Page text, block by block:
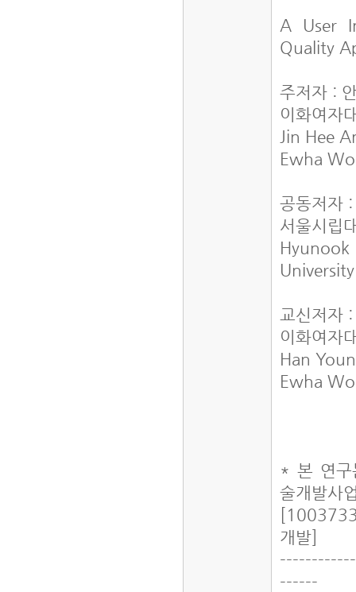
A User
Quality
주저자 :
이화여자
Jin Hee
Ewha
공동저자
서울시립
교신저자
이화여자
Han
Ewha
* 본 연구
술개발사
개발]
------